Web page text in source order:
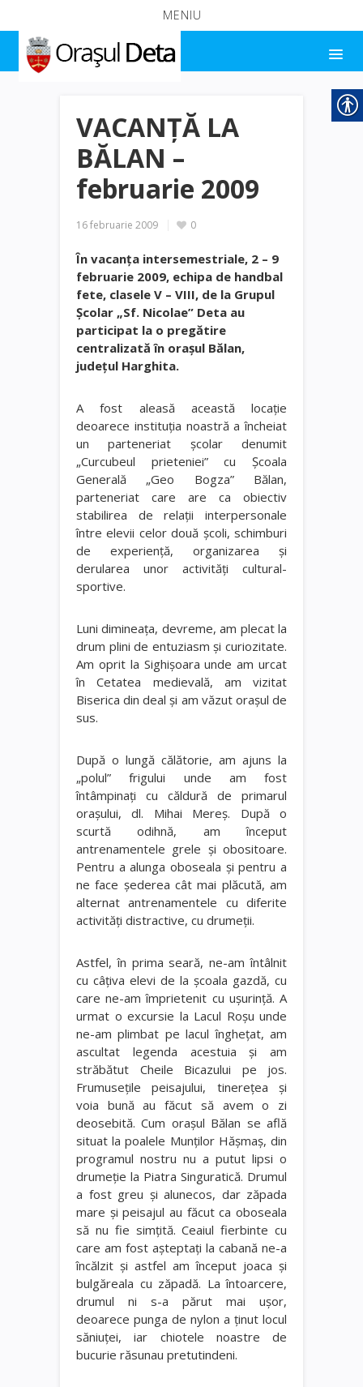
MENIU
VACANŢĂ LA
BĂLAN –
februarie 2009
16 februarie 2009 0
În vacanţa intersemestriale, 2 – 9
februarie 2009, echipa de handbal
fete, clasele V – VIII, de la Grupul
Şcolar „Sf. Nicolae” Deta au
participat la o pregătire
centralizată în oraşul Bălan,
judeţul Harghita.
A fost aleasă această locaţie
deoarece instituţia noastră a încheiat
un parteneriat şcolar denumit
„Curcubeul prieteniei” cu Şcoala
Generală „Geo Bogza” Bălan,
parteneriat care are ca obiectiv
stabilirea de relaţii interpersonale
între elevii celor două şcoli, schimburi
de experienţă, organizarea şi
derularea unor activităţi cultural-
sportive.
Luni dimineaţa, devreme, am plecat la
drum plini de entuziasm şi curiozitate.
Am oprit la Sighişoara unde am urcat
în Cetatea medievală, am vizitat
Biserica din deal şi am văzut oraşul de
sus.
După o lungă călătorie, am ajuns la
„polul” frigului unde am fost
întâmpinaţi cu căldură de primarul
oraşului, dl. Mihai Mereş. După o
scurtă odihnă, am început
antrenamentele grele şi obositoare.
Pentru a alunga oboseala şi pentru a
ne face şederea cât mai plăcută, am
alternat antrenamentele cu diferite
activităţi distractive, cu drumeţii.
Astfel, în prima seară, ne-am întâlnit
cu câţiva elevi de la şcoala gazdă, cu
care ne-am împrietenit cu uşurinţă. A
urmat o excursie la Lacul Roşu unde
ne-am plimbat pe lacul îngheţat, am
ascultat legenda acestuia şi am
străbătut Cheile Bicazului pe jos.
Frumuseţile peisajului, tinereţea şi
voia bună au făcut să avem o zi
deosebită. Cum oraşul Bălan se află
situat la poalele Munţilor Hăşmaş, din
programul nostru nu a putut lipsi o
drumeţie la Piatra Singuratică. Drumul
a fost greu şi alunecos, dar zăpada
mare şi peisajul au făcut ca oboseala
să nu fie simţită. Ceaiul fierbinte cu
care am fost aşteptaţi la cabană ne-a
încălzit şi astfel am început joaca şi
bulgăreala cu zăpadă. La întoarcere,
drumul ni s-a părut mai uşor,
deoarece punga de nylon a ţinut locul
săniuţei, iar chiotele noastre de
bucurie răsunau pretutindeni.